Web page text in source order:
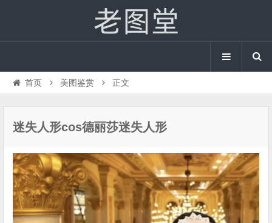
首页 美图鉴赏 正文
迷失人形cos德丽莎迷失人形